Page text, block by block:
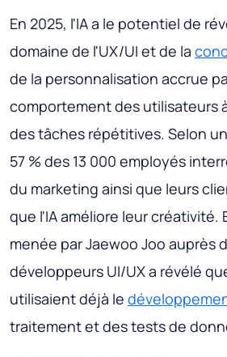
En 2025, l'IA a le potentiel de
domaine de l'UX/UI et de la
de la personnalisation accrue
comportement des utilisateurs
des tâches répétitives. Selon
57 % des 13 000 employés
du marketing ainsi que leurs
que l'IA améliore leur créativité.
menée par Jaewoo Joo auprès
développeurs UI/UX a révélé
utilisaient déjà le
traitement et des tests de